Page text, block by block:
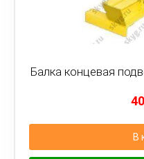
Балка концевая
В